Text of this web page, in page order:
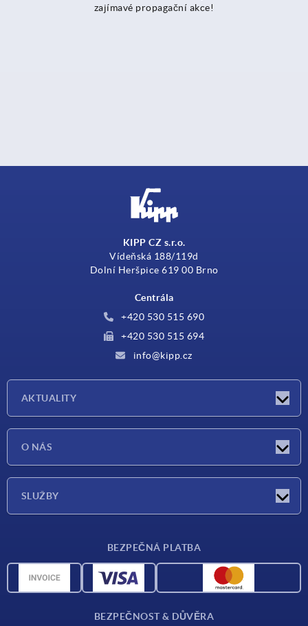
zajímavé propagační akce!
KIPP CZ s.r.o.
Vídeňská 188/119d
Dolní Heršpice 619 00 Brno
Centrála
+420 530 515 690
+420 530 515 694
info@kipp.cz
AKTUALITY
O NÁS
SLUŽBY
CAD data
BEZPEČNÁ PLATBA
BEZPEČNOST & DŮVĚRA